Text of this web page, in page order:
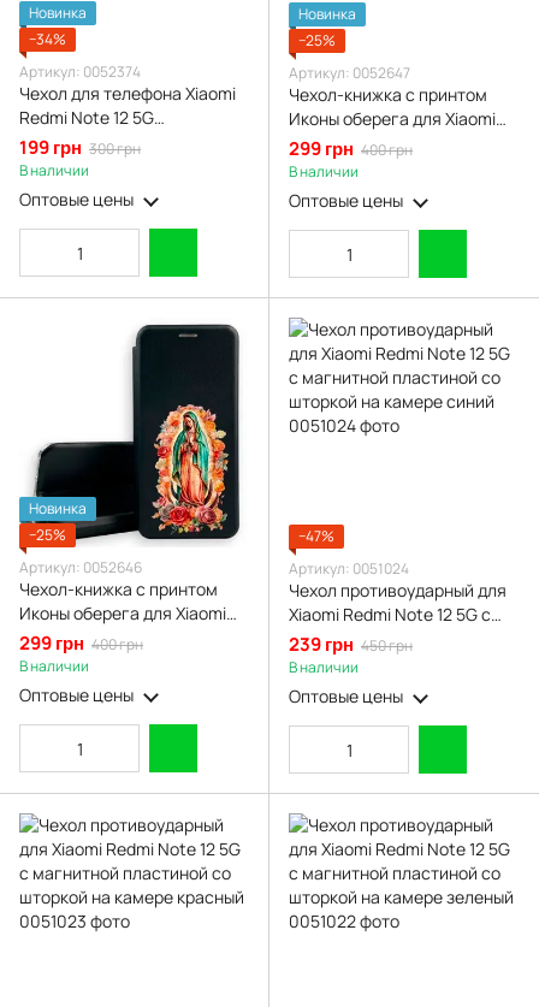
Новинка
−34%
Артикул: 0052374
Чехол для телефона Xiaomi
Redmi Note 12 5G
карбоновый
противоударный с высокими
бортами черный
199 грн 300 грн
В наличии
Оптовые цены
Новинка
−25%
Артикул: 0052647
Чехол-книжка с принтом
Иконы оберега для Xiaomi
Redmi Note 12 5G с
подставкой на сяоми редми
нот 12 5г бордовая gd1
299 грн 400 грн
В наличии
Оптовые цены
Новинка
−25%
Артикул: 0052646
Чехол-книжка с принтом
Иконы оберега для Xiaomi
Redmi Note 12 5G с
подставкой на сяоми редми
нот 12 5г чёрная gd1
299 грн 400 грн
В наличии
Оптовые цены
−47%
Артикул: 0051024
Чехол противоударный для
Xiaomi Redmi Note 12 5G с
магнитной пластиной со
шторкой на камере синий
239 грн 450 грн
В наличии
Оптовые цены